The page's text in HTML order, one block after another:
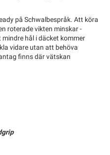
på Schwalbespråk. Att köra
roterade vikten minskar -
hål i däcket kommer
vidare utan att behöva
finns där vätskan